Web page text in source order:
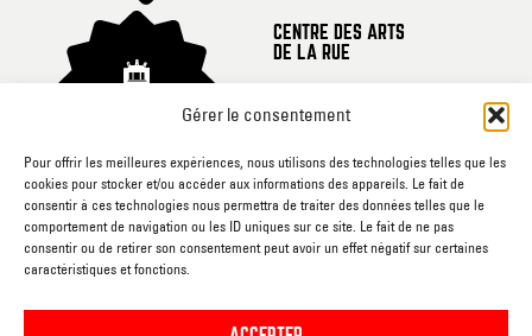
Gérer le consentement
Pour offrir les meilleures expériences, nous utilisons des technologies telles que les
cookies pour stocker et/ou accéder aux informations des appareils. Le fait de
consentir à ces technologies nous permettra de traiter des données telles que le
comportement de navigation ou les ID uniques sur ce site. Le fait de ne pas
consentir ou de retirer son consentement peut avoir un effet négatif sur certaines
caractéristiques et fonctions.
CENTRE DES ARTS
DE LA RUE
22
7800 Ath
CINEMA L’ECRAN
Rue du
7800 Ath